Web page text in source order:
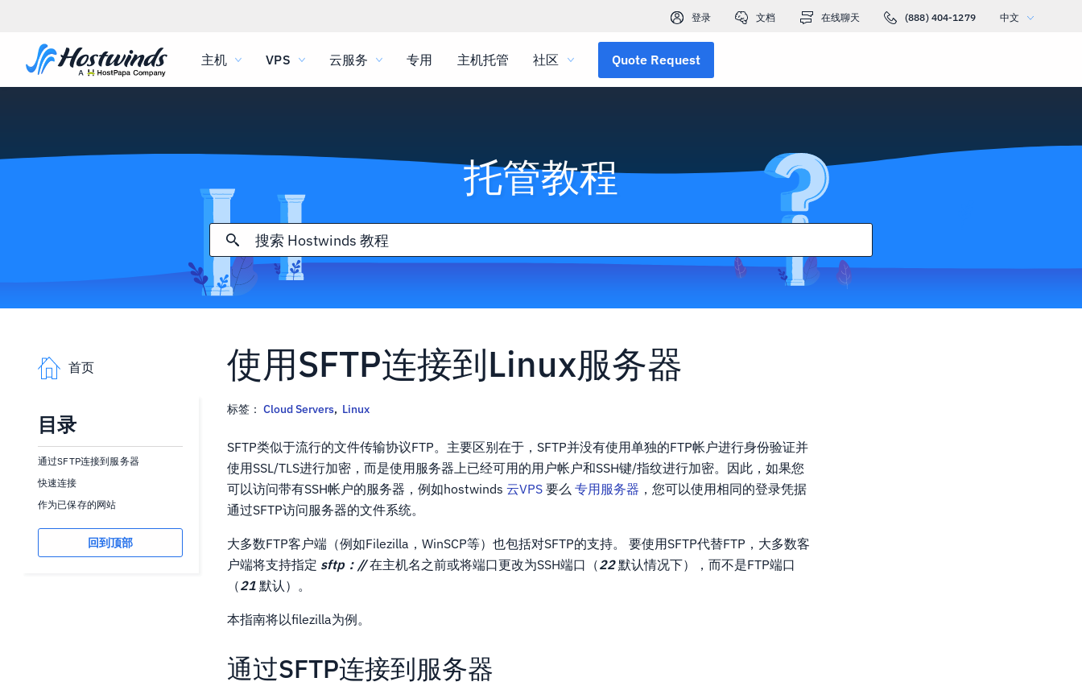
登录 文档 在线聊天 (888) 404-1279 中文
主机 VPS 云服务 专用 主机托管 社区 Quote Request
托管教程
首页
目录
通过SFTP连接到服务器
快速连接
作为已保存的网站
回到顶部
使用SFTP连接到Linux服务器
标签： Cloud Servers, Linux
SFTP类似于流行的文件传输协议FTP。主要区别在于，SFTP并没有使用单独的FTP帐户进行身份验证并
使用SSL/TLS进行加密，而是使用服务器上已经可用的用户帐户和SSH键/指纹进行加密。因此，如果您
可以访问带有SSH帐户的服务器，例如hostwinds云VPS 要么专用服务器 ，您可以使用相同的登录凭据
通过SFTP访问服务器的文件系统。
大多数FTP客户端（例如Filezilla，WinSCP等）也包括对SFTP的支持。 要使用SFTP代替FTP，大多数客
户端将支持指定 sftp：//在主机名之前或将端口更改为SSH端口（22默认情况下），而不是FTP端口
（21 默认）。
本指南将以filezilla为例。
通过SFTP连接到服务器